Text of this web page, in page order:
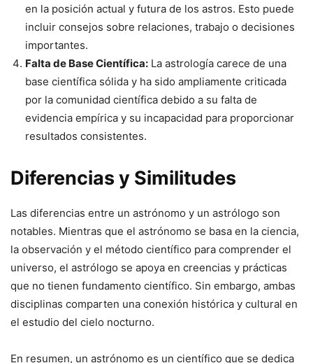
en la posición actual y futura de los astros. Esto puede
incluir consejos sobre relaciones, trabajo o decisiones
importantes.
Falta de Base Científica: La astrología carece de una
base científica sólida y ha sido ampliamente criticada
por la comunidad científica debido a su falta de
evidencia empírica y su incapacidad para proporcionar
resultados consistentes.
Diferencias y Similitudes
Las diferencias entre un astrónomo y un astrólogo son
notables. Mientras que el astrónomo se basa en la ciencia,
la observación y el método científico para comprender el
universo, el astrólogo se apoya en creencias y prácticas
que no tienen fundamento científico. Sin embargo, ambas
disciplinas comparten una conexión histórica y cultural en
el estudio del cielo nocturno.
En resumen, un astrónomo es un científico que se dedica